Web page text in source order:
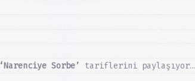
‘Narenciye Sorbe’ tariflerini paylaşıyor…